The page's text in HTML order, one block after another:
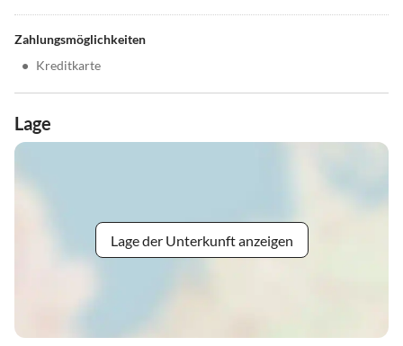
Zahlungsmöglichkeiten
• Kreditkarte
Lage
Lage der Unterkunft anzeigen